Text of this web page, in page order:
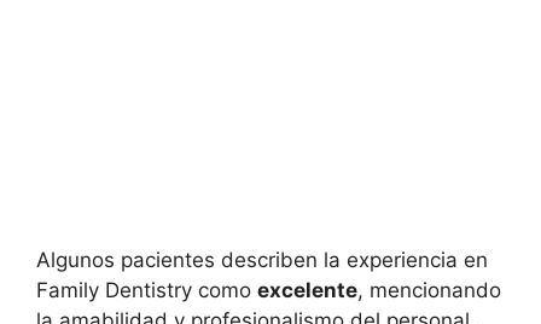
Algunos pacientes describen la experiencia en
Family Dentistry como excelente, mencionando